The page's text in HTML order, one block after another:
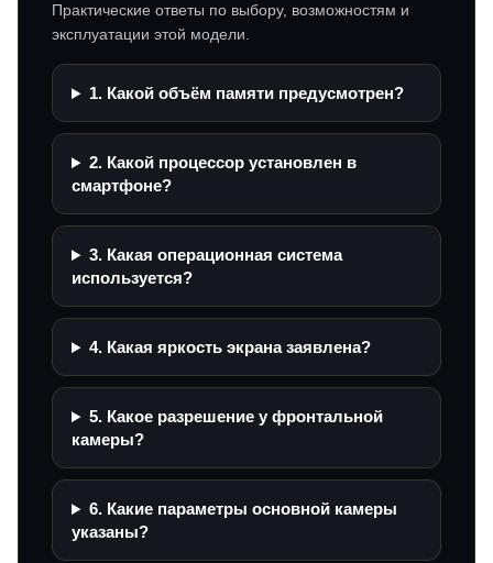
Практические ответы по выбору, возможностям и
эксплуатации этой модели.
1. Какой объём памяти предусмотрен?
2. Какой процессор установлен в
смартфоне?
3. Какая операционная система
используется?
4. Какая яркость экрана заявлена?
5. Какое разрешение у фронтальной
камеры?
6. Какие параметры основной камеры
указаны?